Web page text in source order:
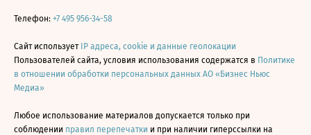
Телефон: +7 495 956-34-58
Сайт использует IP адреса, cookie и данные геолокации
Пользователей сайта, условия использования содержатся в Политике
в отношении обработки персональных данных АО «Бизнес Ньюс
Медиа»
Любое использование материалов допускается только при
соблюдении правил перепечатки и при наличии гиперссылки на